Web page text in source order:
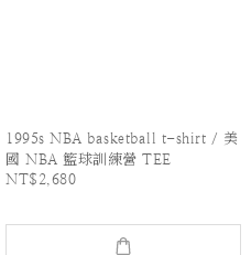
1995s NBA basketball t-shirt / 美
國 NBA 籃球訓練營 TEE
NT$2,680